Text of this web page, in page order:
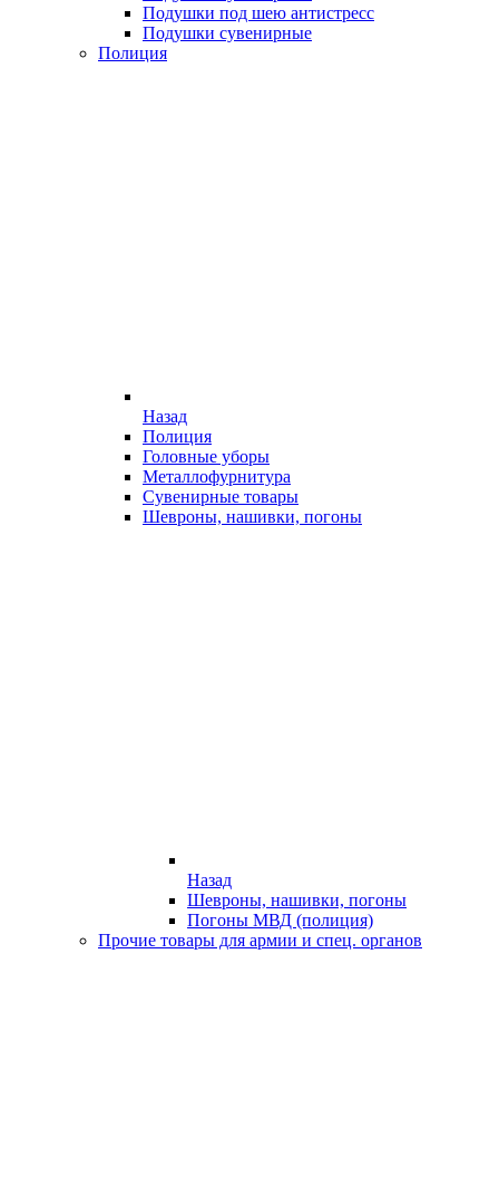
Подушки под шею антистресс
Подушки сувенирные
Полиция
Назад
Полиция
Головные уборы
Металлофурнитура
Сувенирные товары
Шевроны, нашивки, погоны
Назад
Шевроны, нашивки, погоны
Погоны МВД (полиция)
Прочие товары для армии и спец. органов